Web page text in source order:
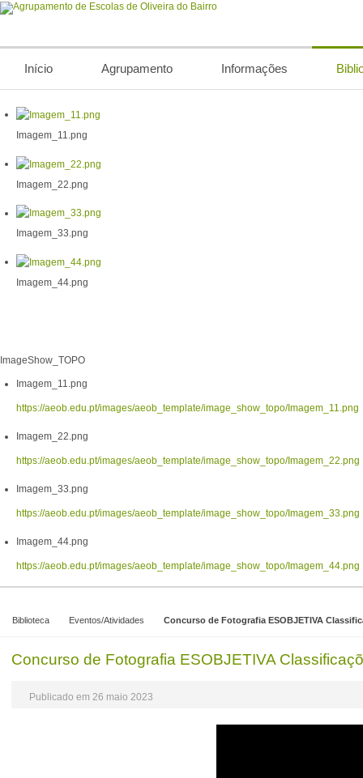
Início Agrupamento Informações
Imagem_11.png
Imagem_22.png
Imagem_33.png
Imagem_44.png
ImageShow_TOPO
Imagem_11.png
https://aeob.edu.pt/images/aeob_template/image_show_topo/Imagem_11.png
Imagem_22.png
https://aeob.edu.pt/images/aeob_template/image_show_topo/Imagem_22.png
Imagem_33.png
https://aeob.edu.pt/images/aeob_template/image_show_topo/Imagem_33.png
Imagem_44.png
https://aeob.edu.pt/images/aeob_template/image_show_topo/Imagem_44.png
Biblioteca Eventos/Atividades Concurso de Fotografia ESOBJETIVA
Concurso de Fotografia ESOBJETIVA
Publicado em 26 maio 2023